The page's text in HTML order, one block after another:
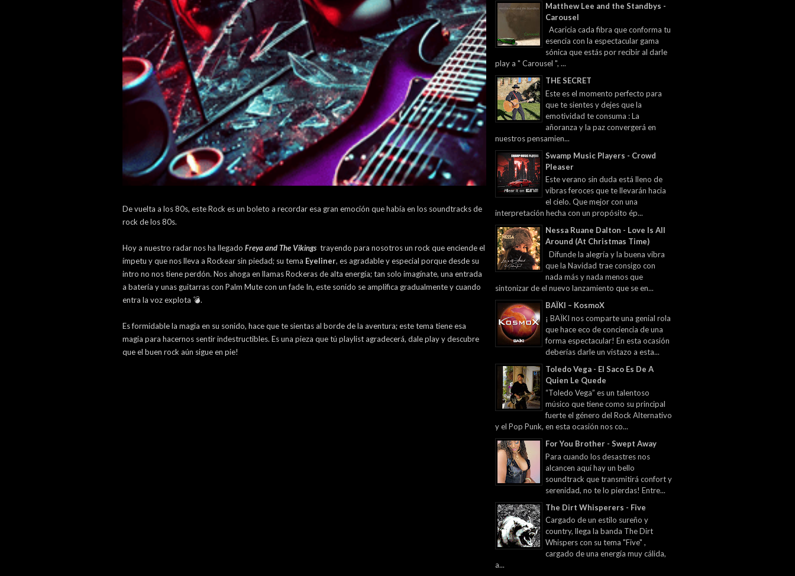
De vuelta a los 80s, este Rock es un boleto a recordar esa gran emoción que había en los soundtracks de
rock de los 80s.
Hoy a nuestro radar nos ha llegado Freya and The Vikings trayendo para nosotros un rock que enciende el
ímpetu y que nos lleva a Rockear sin piedad; su tema Eyeliner, es agradable y especial porque desde su
intro no nos tiene perdón. Nos ahoga en llamas Rockeras de alta energía; tan solo imagínate, una entrada
a batería y unas guitarras con Palm Mute con un fade In, este sonido se amplifica gradualmente y cuando
entra la voz explota 💣.
Es formidable la magia en su sonido, hace que te sientas al borde de la aventura; este tema tiene esa
magia para hacernos sentir indestructibles. Es una pieza que tú playlist agradecerá, dale play y descubre
que el buen rock aún sigue en pie!
Matthew Lee and the Standbys -
Carousel
Acaricia cada fibra que conforma tu
esencia con la espectacular gama
sónica que estás por recibir al darle
play a " Carousel ", ...
THE SECRET
Este es el momento perfecto para
que te sientes y dejes que la
emotividad te consuma : La
añoranza y la paz convergerá en
nuestros pensamien...
Swamp Music Players - Crowd
Pleaser
Este verano sin duda está lleno de
vibras feroces que te llevarán hacia
el cielo. Que mejor con una
interpretación hecha con un propósito ép...
Nessa Ruane Dalton - Love Is All
Around (At Christmas Time)
Difunde la alegría y la buena vibra
que la Navidad trae consigo con
nada más y nada menos que
sintonizar de el nuevo lanzamiento que se en...
BAÏKI – KosmoX
¡ BAÏKI nos comparte una genial rola
que hace eco de conciencia de una
forma espectacular! En esta ocasión
deberías darle un vistazo a esta...
Toledo Vega - El Saco Es De A
Quien Le Quede
“Toledo Vega” es un talentoso
músico que tiene como su principal
fuerte el género del Rock Alternativo
y el Pop Punk, en esta ocasión nos co...
For You Brother - Swept Away
Para cuando los desastres nos
alcancen aquí hay un bello
soundtrack que transmitirá confort y
serenidad, no te lo pierdas! Entre...
The Dirt Whisperers - Five
Cargado de un estilo sureño y
country, llega la banda The Dirt
Whispers con su tema "Five" ,
cargado de una energía muy cálida,
a...